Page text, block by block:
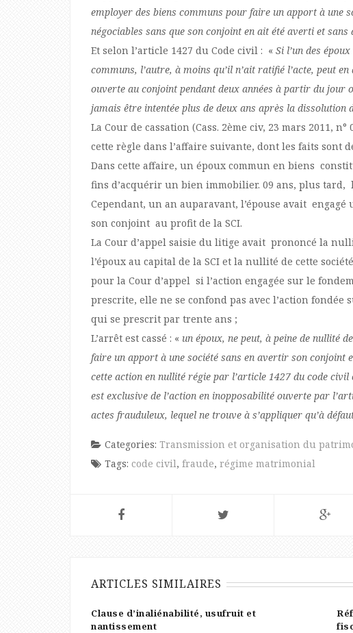
employer des biens communs pour faire un apport à une
négociables sans que son conjoint en ait été averti et sans
Et selon l’article 1427 du Code civil : « Si l’un des
communs, l’autre, à moins qu’il n’ait ratifié l’acte, peut
ouverte au conjoint pendant deux années à partir du jour
jamais être intentée plus de deux ans après la dissolution
La Cour de cassation (Cass. 2ème civ, 23 mars 2011,
cette règle dans l’affaire suivante, dont les faits sont
Dans cette affaire, un époux commun en biens
fins d’acquérir un bien immobilier. 09 ans, plus tard,
Cependant, un an auparavant, l’épouse avait
son conjoint au profit de la SCI.
La Cour d’appel saisie du litige avait prononcé la
l’époux au capital de la SCI et la nullité de cette
pour la Cour d’appel si l’action engagée sur le
prescrite, elle ne se confond pas avec l’action
qui se prescrit par trente ans ;
L’arrêt est cassé : « un époux, ne peut, à peine de nullité
faire un apport à une société sans en avertir son conjoint
cette action en nullité régie par l’article 1427 du code
est exclusive de l’action en inopposabilité ouverte par
actes frauduleux, lequel ne trouve à s’appliquer qu’à
Categories: Transmission et organisation du
Tags: code civil, fraude, régime matrimonial
ARTICLES SIMILAIRES
Clause d’inaliénabilité, usufruit et
nantissement